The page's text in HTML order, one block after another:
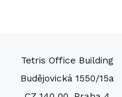
Tetris Office Building
Budějovická 1550/15a